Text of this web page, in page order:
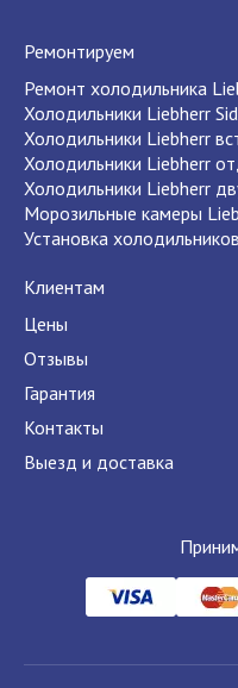
Ремонтируем
Ремонт холодильника
Холодильники Liebherr
Холодильники Liebherr
Холодильники Liebherr
Холодильники Liebherr
Морозильные камеры
Установка
Клиентам
Цены
Отзывы
Гарантия
Контакты
Выезд и доставка